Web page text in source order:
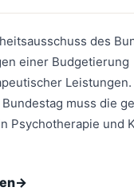
des
einer Budgetierung
muss die
Psychotherapie und
→